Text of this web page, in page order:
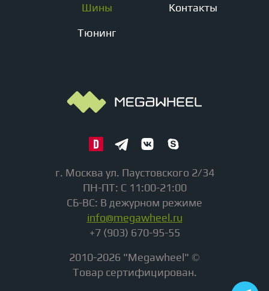
Шины
Тюнинг
Контакты
г. Москва ул. Паустовского 2/34
ПН-ПТ: С 11:00-21:00
СБ-ВС: В дежурном режиме
info@megawheel.ru
+7 (903) 670-95-55
2010-2026 "Megawheel" ©
Товар сертифицирован.